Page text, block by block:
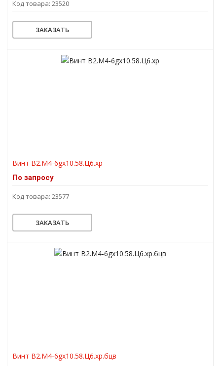
Код товара: 23520
ЗАКАЗАТЬ
Винт В2.М4-6gх10.58.Ц6.хр
По запросу
Код товара: 23577
ЗАКАЗАТЬ
Винт В2.М4-6gх10.58.Ц6.хр.бцв